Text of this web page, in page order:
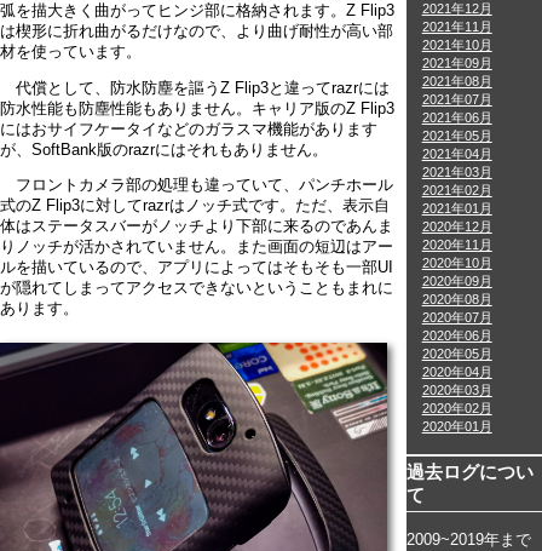
弧を描大きく曲がってヒンジ部に格納されます。Z Flip3
は楔形に折れ曲がるだけなので、より曲げ耐性が高い部
材を使っています。
代償として、防水防塵を謳うZ Flip3と違ってrazrには
防水性能も防塵性能もありません。キャリア版のZ Flip3
にはおサイフケータイなどのガラスマ機能があります
が、SoftBank版のrazrにはそれもありません。
フロントカメラ部の処理も違っていて、パンチホール
式のZ Flip3に対してrazrはノッチ式です。ただ、表示自
体はステータスバーがノッチより下部に来るのであんま
りノッチが活かされていません。また画面の短辺はアー
ルを描いているので、アプリによってはそもそも一部UI
が隠れてしまってアクセスできないということもまれに
あります。
2021年12月
2021年11月
2021年10月
2021年09月
2021年08月
2021年07月
2021年06月
2021年05月
2021年04月
2021年03月
2021年02月
2021年01月
2020年12月
2020年11月
2020年10月
2020年09月
2020年08月
2020年07月
2020年06月
2020年05月
2020年04月
2020年03月
2020年02月
2020年01月
過去ログについ
て
2009~2019年まで